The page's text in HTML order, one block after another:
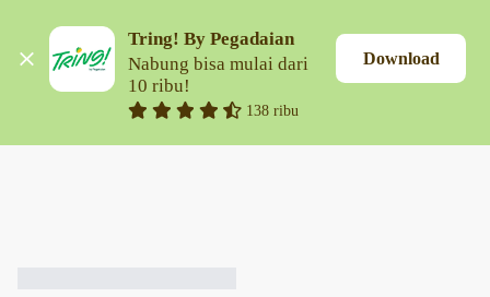
Tring! By Pegadaian
Nabung bisa mulai dari
10 ribu!
138 ribu
Download